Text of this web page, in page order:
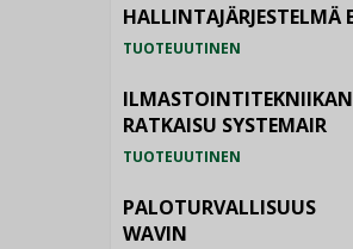
HALLINTAJÄRJESTELMÄ
TUOTEUUTINEN
ILMASTOINTITEKNIIKAN
RATKAISU SYSTEMAIR
TUOTEUUTINEN
PALOTURVALLISUUS
WAVIN